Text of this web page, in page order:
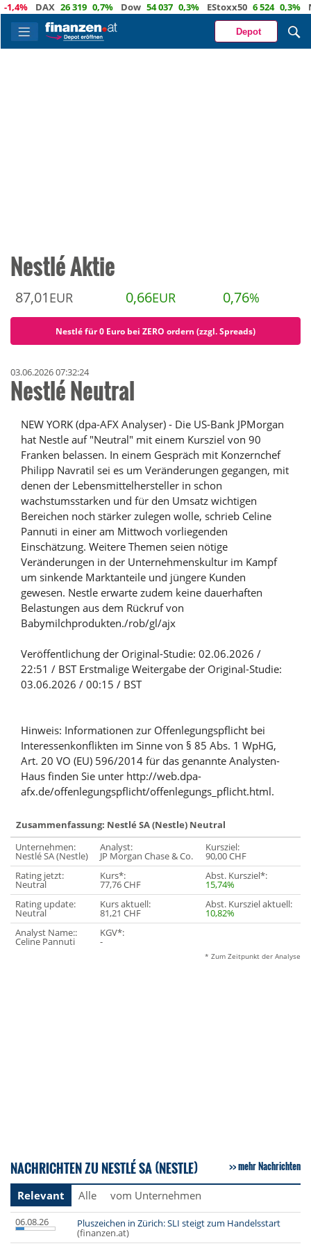
DAX 26 319 0,7% Dow 54 037 0,3% EStoxx50 6 524 0,3%
Depot
Nestlé Aktie
87,01 EUR 0,66EUR 0,76%
Nestlé für 0 Euro bei ZERO ordern (zzgl. Spreads)
03.06.2026 07:32:24
Nestlé Neutral
NEW YORK (dpa-AFX Analyser) - Die US-Bank JPMorgan
hat Nestle auf "Neutral" mit einem Kursziel von 90
Franken belassen. In einem Gespräch mit Konzernchef
Philipp Navratil sei es um Veränderungen gegangen, mit
denen der Lebensmittelhersteller in schon
wachstumsstarken und für den Umsatz wichtigen
Bereichen noch stärker zulegen wolle, schrieb Celine
Pannuti in einer am Mittwoch vorliegenden
Einschätzung. Weitere Themen seien nötige
Veränderungen in der Unternehmenskultur im Kampf
um sinkende Marktanteile und jüngere Kunden
gewesen. Nestle erwarte zudem keine dauerhaften
Belastungen aus dem Rückruf von
Babymilchprodukten./rob/gl/ajx
Veröffentlichung der Original-Studie: 02.06.2026 /
22:51 / BST Erstmalige Weitergabe der Original-Studie:
03.06.2026 / 00:15 / BST
Hinweis: Informationen zur Offenlegungspflicht bei
Interessenkonflikten im Sinne von § 85 Abs. 1 WpHG,
Art. 20 VO (EU) 596/2014 für das genannte Analysten-
Haus finden Sie unter http://web.dpa-
afx.de/offenlegungspflicht/offenlegungs_pflicht.html.
Zusammenfassung: Nestlé SA (Nestle) Neutral
Unternehmen:
Nestlé SA (Nestle)
Analyst:
JP Morgan Chase & Co.
Kursziel:
90,00 CHF
Rating jetzt:
Neutral
Kurs*:
77,76 CHF
Abst. Kursziel*:
15,74%
Rating update:
Neutral
Kurs aktuell:
81,21 CHF
Abst. Kursziel aktuell:
10,82%
Analyst Name::
Celine Pannuti
KGV*:
-
* Zum Zeitpunkt der Analyse
NACHRICHTEN ZU NESTLÉ SA (NESTLE) mehr Nachrichten
Relevant Alle vom Unternehmen
06.08.26 Pluszeichen in Zürich: SLI steigt zum Handelsstart
(finanzen.at)